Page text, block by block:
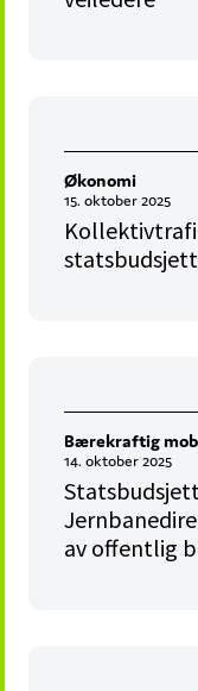
Økonomi
15. oktober 2025
statsbudsjett
Bærekraftig
14. oktober 2025
av offentlig